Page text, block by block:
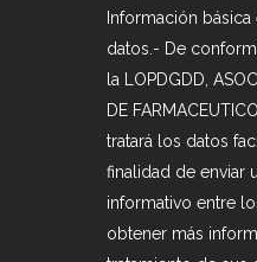
Información
datos.- De
la LOPDGDD,
DE
tratará los datos
finalidad de enviar
informativo entre
obtener más